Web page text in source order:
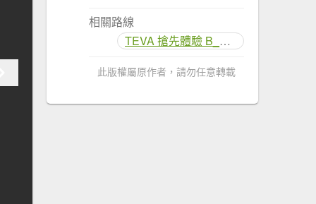
相關路線
TEVA 搶先體驗 B_擎天崗-魚路古道
此版權屬原作者，請勿任意轉載